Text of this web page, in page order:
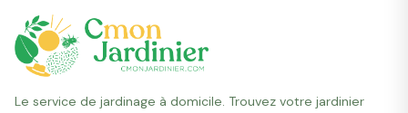
Le service de jardinage à domicile. Trouvez votre jardinier